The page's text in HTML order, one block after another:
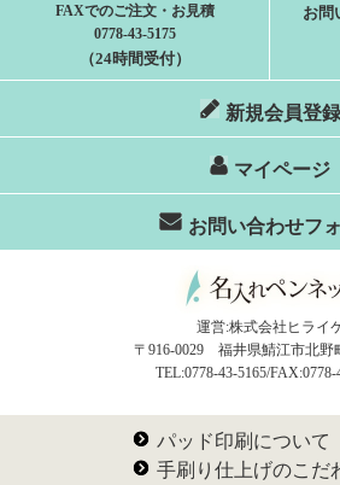
FAXでのご注文・お見積
0778-43-5175
（24時間受付）
お問
新規会員登録
マイページ
お問い合わせフ
運営:株式会社ヒライ
〒916-0029 福井県鯖江市北野
TEL:0778-43-5165/FAX:0778-
パッド印刷について
手刷り仕上げのこだ